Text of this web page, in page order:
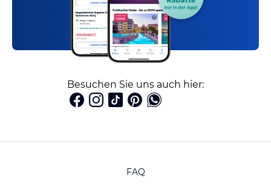
Besuchen Sie uns auch hier:
FAQ